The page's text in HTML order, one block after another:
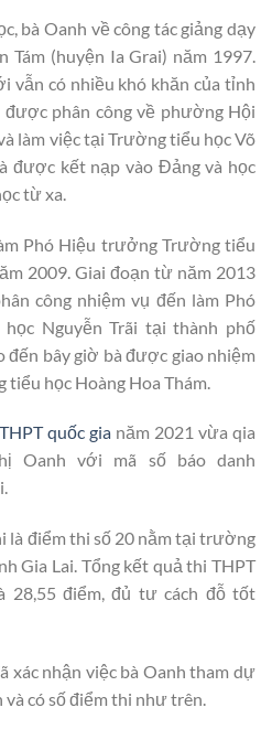
bà Oanh về công tác giảng dạy
(huyện Ia Grai) năm 1997.
vẫn có nhiều khó khăn của tỉnh
được phân công về phường Hội
làm việc tại Trường tiểu học Võ
được kết nạp vào Đảng và học
từ xa.
Phó Hiệu trưởng Trường tiểu
2009. Giai đoạn từ năm 2013
công nhiệm vụ đến làm Phó
Nguyễn Trãi tại thành phố
đến bây giờ bà được giao nhiệm
học Hoàng Hoa Thám.
THPT quốc gia năm 2021 vừa qia
Oanh với mã số báo danh
là điểm thi số 20 nằm tại trường
Gia Lai. Tổng kết quả thi THPT
28,55 điểm, đủ tư cách đỗ tốt
xác nhận việc bà Oanh tham dự
và có số điểm thi như trên.